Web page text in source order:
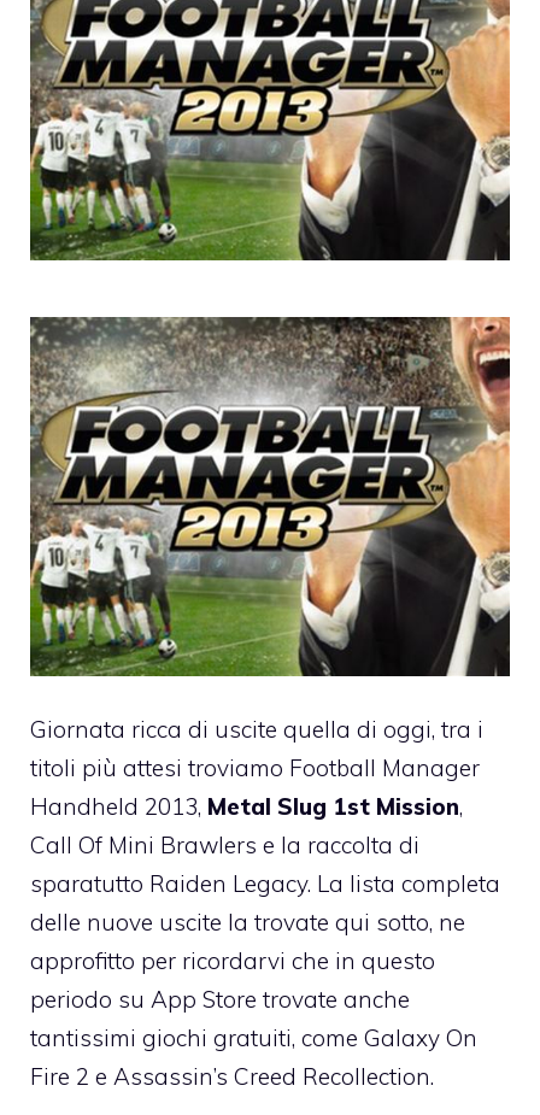
Giornata ricca di uscite quella di oggi, tra i
titoli più attesi troviamo Football Manager
Handheld 2013, Metal Slug 1st Mission,
Call Of Mini Brawlers e la raccolta di
sparatutto Raiden Legacy. La lista completa
delle nuove uscite la trovate qui sotto, ne
approfitto per ricordarvi che in questo
periodo su App Store trovate anche
tantissimi giochi gratuiti, come Galaxy On
Fire 2 e Assassin’s Creed Recollection.